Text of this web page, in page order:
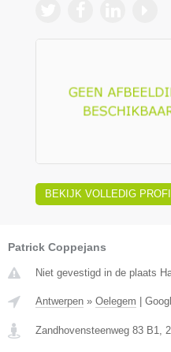
BEKIJK VOLLEDIG
Patrick Coppejans
Niet gevestigd in de plaats
Antwerpen » Oelegem
Zandhovensteenweg 83 B1